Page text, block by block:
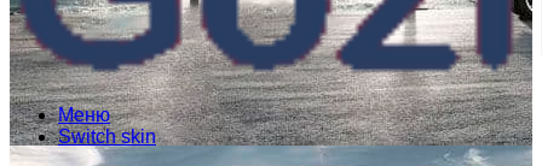
Меню
Switch skin